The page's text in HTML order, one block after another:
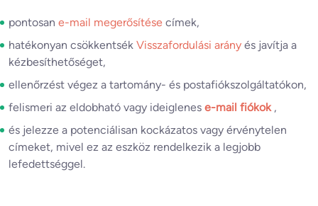
pontosan e-mail megerősítése címek,
hatékonyan csökkentsék Visszafordulási arány és javítja a
kézbesíthetőséget,
ellenőrzést végez a tartomány- és postafiókszolgáltatókon,
felismeri az eldobható vagy ideiglenes e-mail fiókok ,
és jelezze a potenciálisan kockázatos vagy érvénytelen
címeket, mivel ez az eszköz rendelkezik a legjobb
lefedettséggel.